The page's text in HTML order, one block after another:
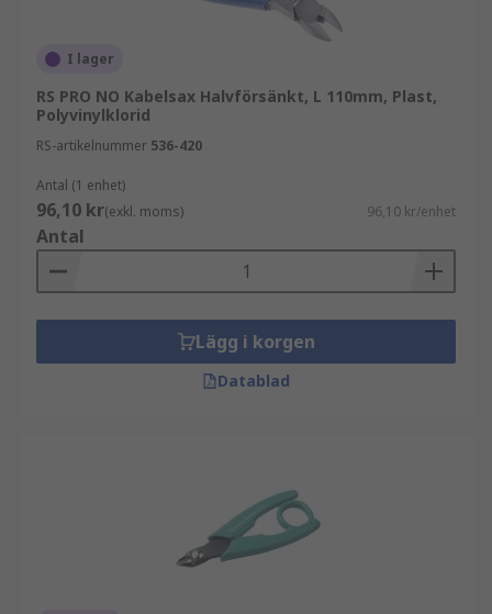
elektriker-avbitare uppfyller VDE-säkerhetskrav
Avbitare finns tillgängliga från ett brett utbud av
ledande leverantörer inklusive
ochCK avbitare
Se även Hovtänger
I lager
RS PRO NO Kabelsax Halvförsänkt, L 110mm, Plast,
Polyvinylklorid
RS-artikelnummer 536-420
Antal (1 enhet)
96,10 kr(exkl. moms) 96,10 kr/enhet
Antal
Lägg i korgen
Datablad